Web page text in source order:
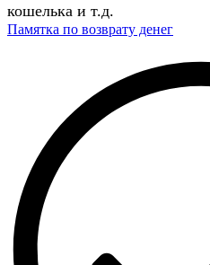
кошелька и т.д.
Памятка по возврату денег